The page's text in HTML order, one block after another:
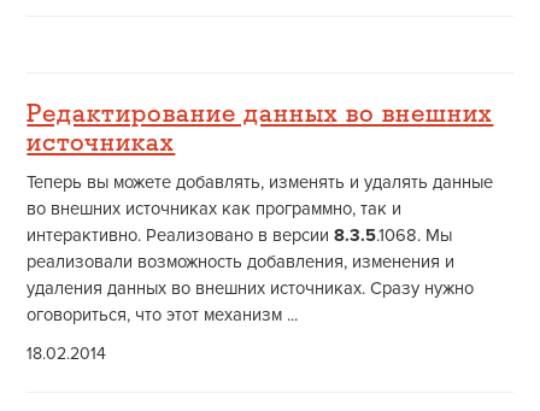
Редактирование данных во внешних
источниках
Теперь вы можете добавлять, изменять и удалять данные
во внешних источниках как программно, так и
интерактивно. Реализовано в версии8.3.5.1068. Мы
реализовали возможность добавления, изменения и
удаления данных во внешних источниках. Сразу нужно
оговориться, что этот механизм ...
18.02.2014